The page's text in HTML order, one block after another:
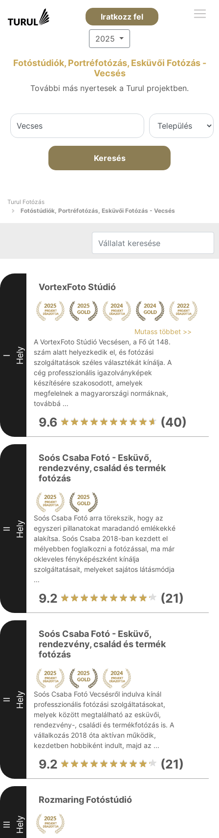
Iratkozz fel
2025
Fotóstúdiók, Portréfotózás, Esküvői Fotózás -
Vecsés
További más nyertesek a Turul projektben.
Keresés
Turul Fotózás
Fotóstúdiók, Portréfotózás, Esküvői Fotózás - Vecsés
I Hely
VortexFoto Stúdió
Mutass többet >>
A VortexFoto Stúdió Vecsésen, a Fő út 148.
szám alatt helyezkedik el, és fotózási
szolgáltatások széles választékát kínálja. A
cég professzionális igazolványképek
készítésére szakosodott, amelyek
megfelelnek a magyarországi normáknak,
továbbá ...
9.6 (40)
II Hely
Soós Csaba Fotó - Esküvő,
rendezvény, család és termék
fotózás
Soós Csaba Fotó arra törekszik, hogy az
egyszeri pillanatokat maradandó emlékekké
alakítsa. Soós Csaba 2018-ban kezdett el
mélyebben foglalkozni a fotózással, ma már
okleveles fényképészként kínálja
szolgáltatásait, melyeket sajátos látásmódja
...
9.2 (21)
II Hely
Soós Csaba Fotó - Esküvő,
rendezvény, család és termék
fotózás
Soós Csaba Fotó Vecsésről indulva kínál
professzionális fotózási szolgáltatásokat,
melyek között megtalálható az esküvői,
rendezvény-, családi és termékfotózás is. A
vállalkozás 2018 óta aktívan működik,
kezdetben hobbiként indult, majd az ...
9.2 (21)
III Hely
Rozmaring Fotóstúdió